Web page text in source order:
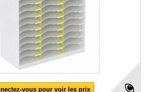
vous pour voir les prix